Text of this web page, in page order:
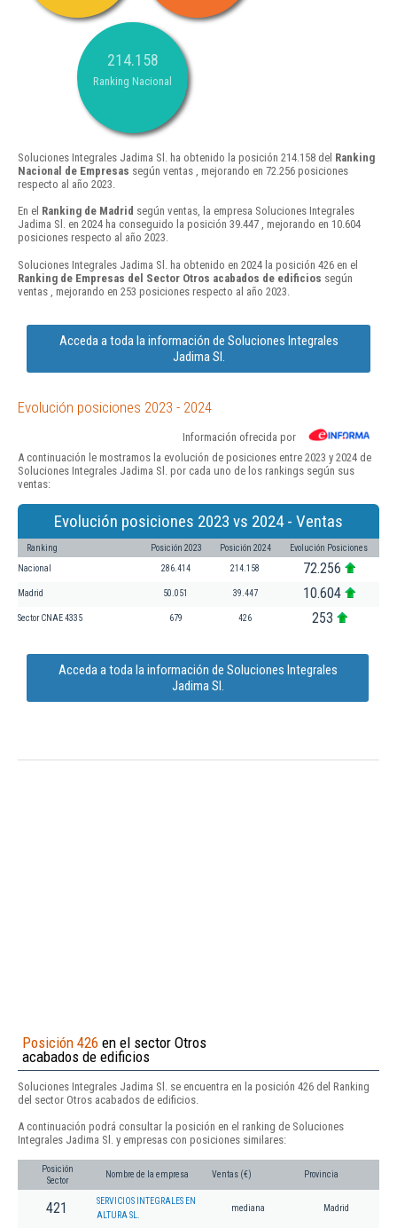
214.158
Ranking Nacional
Soluciones Integrales Jadima Sl. ha obtenido la posición 214.158 del Ranking
Nacional de Empresas según ventas , mejorando en 72.256 posiciones
respecto al año 2023.
En el Ranking de Madrid según ventas, la empresa Soluciones Integrales
Jadima Sl. en 2024 ha conseguido la posición 39.447 , mejorando en 10.604
posiciones respecto al año 2023.
Soluciones Integrales Jadima Sl. ha obtenido en 2024 la posición 426 en el
Ranking de Empresas del Sector Otros acabados de edificios según
ventas , mejorando en 253 posiciones respecto al año 2023.
Acceda a toda la información de Soluciones Integrales
Jadima Sl.
Evolución posiciones 2023 - 2024
Información ofrecida por
A continuación le mostramos la evolución de posiciones entre 2023 y 2024 de
Soluciones Integrales Jadima Sl. por cada uno de los rankings según sus
ventas:
Evolución posiciones 2023 vs 2024 - Ventas
Ranking Posición 2023 Posición 2024 Evolución Posiciones
Nacional 286.414 214.158 72.256
Madrid 50.051 39.447 10.604
Sector CNAE 4335 679 426 253
Acceda a toda la información de Soluciones Integrales
Jadima Sl.
Posición 426 en el sector Otros
acabados de edificios
Soluciones Integrales Jadima Sl. se encuentra en la posición 426 del Ranking
del sector Otros acabados de edificios.
A continuación podrá consultar la posición en el ranking de Soluciones
Integrales Jadima Sl. y empresas con posiciones similares:
Posición
Sector
Nombre de la empresa Ventas (€) Provincia
421
SERVICIOS INTEGRALES EN
ALTURA SL.
mediana Madrid